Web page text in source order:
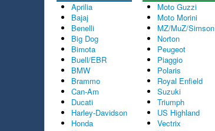
Aprilia
Bajaj
Benelli
Big Dog
Bimota
Buell/EBR
BMW
Brammo
Can-Am
Ducati
Harley-Davidson
Honda
Moto Guzzi
Moto Morini
MZ/MuZ/Simson
Norton
Peugeot
Piaggio
Polaris
Royal Enfield
Suzuki
Triumph
US Highland
Vectrix